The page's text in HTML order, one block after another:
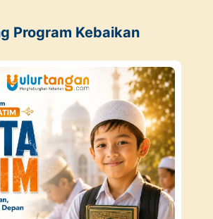
Program Kebaikan